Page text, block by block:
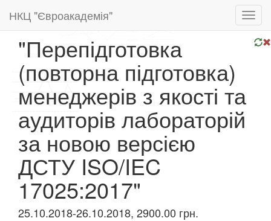
НКЦ "Євроакадемія"
"Перепідготовка
(повторна підготовка)
менеджерів з якості та
аудиторів лабораторій
за новою версією
ДСТУ ISO/IEC
17025:2017"
25.10.2018-26.10.2018, 2900.00 грн.